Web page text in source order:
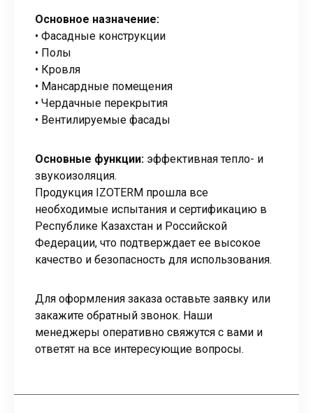
Основное назначение:
• Фасадные конструкции
• Полы
• Кровля
• Мансардные помещения
• Чердачные перекрытия
• Вентилируемые фасады
Основные функции: эффективная тепло- и
звукоизоляция.
Продукция IZOTERM прошла все
необходимые испытания и сертификацию в
Республике Казахстан и Российской
Федерации, что подтверждает ее высокое
качество и безопасность для использования.
Для оформления заказа оставьте заявку или
закажите обратный звонок. Наши
менеджеры оперативно свяжутся с вами и
ответят на все интересующие вопросы.